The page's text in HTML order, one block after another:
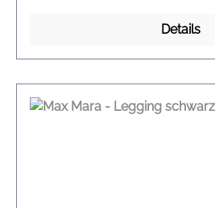
Details